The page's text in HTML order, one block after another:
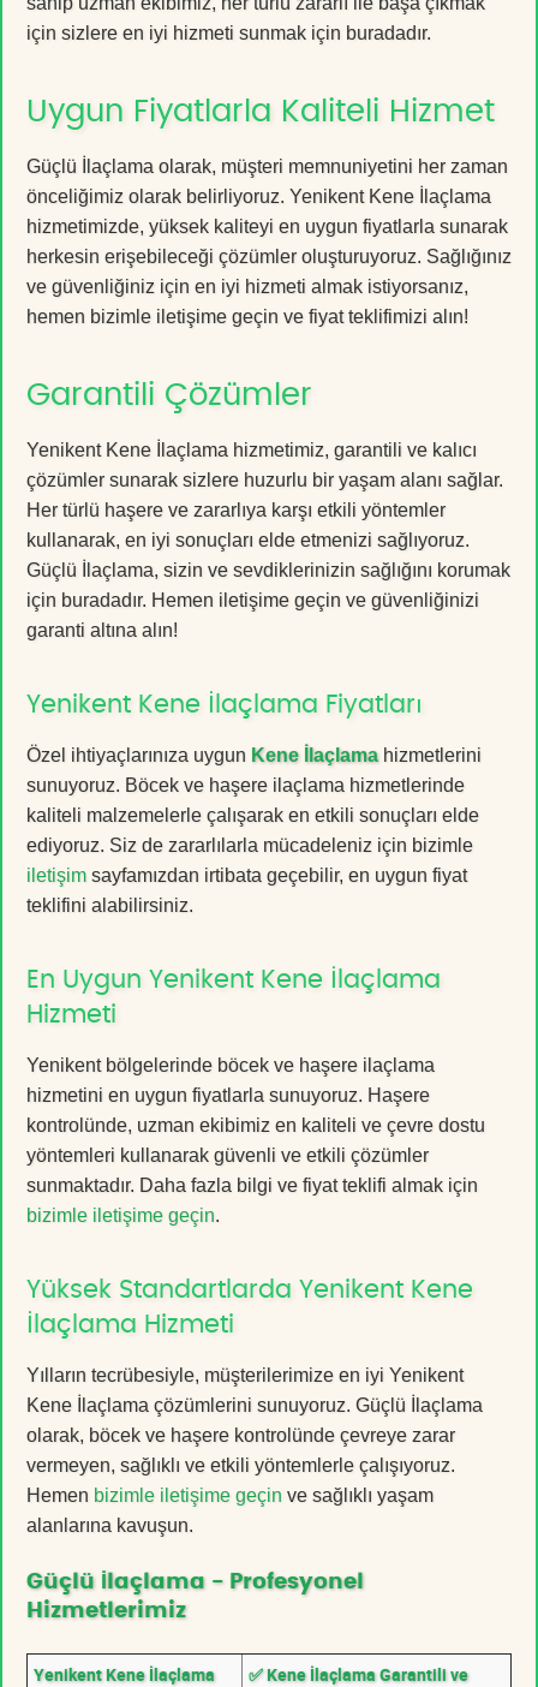
için sizlere en iyi hizmeti sunmak için buradadır.
Uygun Fiyatlarla Kaliteli Hizmet
Güçlü İlaçlama olarak, müşteri memnuniyetini her zaman
önceliğimiz olarak belirliyoruz. Yenikent Kene İlaçlama
hizmetimizde, yüksek kaliteyi en uygun fiyatlarla sunarak
herkesin erişebileceği çözümler oluşturuyoruz. Sağlığınız
ve güvenliğiniz için en iyi hizmeti almak istiyorsanız,
hemen bizimle iletişime geçin ve fiyat teklifimizi alın!
Garantili Çözümler
Yenikent Kene İlaçlama hizmetimiz, garantili ve kalıcı
çözümler sunarak sizlere huzurlu bir yaşam alanı sağlar.
Her türlü haşere ve zararlıya karşı etkili yöntemler
kullanarak, en iyi sonuçları elde etmenizi sağlıyoruz.
Güçlü İlaçlama, sizin ve sevdiklerinizin sağlığını korumak
için buradadır. Hemen iletişime geçin ve güvenliğinizi
garanti altına alın!
Yenikent Kene İlaçlama Fiyatları
Özel ihtiyaçlarınıza uygun Kene İlaçlamahizmetlerini
sunuyoruz. Böcek ve haşere ilaçlama hizmetlerinde
kaliteli malzemelerle çalışarak en etkili sonuçları elde
ediyoruz. Siz de zararlılarla mücadeleniz için bizimle
iletişim sayfamızdan irtibata geçebilir, en uygun fiyat
teklifini alabilirsiniz.
En Uygun Yenikent Kene İlaçlama
Hizmeti
Yenikent bölgelerinde böcek ve haşere ilaçlama
hizmetini en uygun fiyatlarla sunuyoruz. Haşere
kontrolünde, uzman ekibimiz en kaliteli ve çevre dostu
yöntemleri kullanarak güvenli ve etkili çözümler
sunmaktadır. Daha fazla bilgi ve fiyat teklifi almak için
bizimle iletişime geçin.
Yüksek Standartlarda Yenikent Kene
İlaçlama Hizmeti
Yılların tecrübesiyle, müşterilerimize en iyi Yenikent
Kene İlaçlama çözümlerini sunuyoruz. Güçlü İlaçlama
olarak, böcek ve haşere kontrolünde çevreye zarar
vermeyen, sağlıklı ve etkili yöntemlerle çalışıyoruz.
Hemen bizimle iletişime geçin ve sağlıklı yaşam
alanlarına kavuşun.
Güçlü İlaçlama - Profesyonel
Hizmetlerimiz
Yenikent Kene İlaçlama
✅ Kene İlaçlama Garantili ve